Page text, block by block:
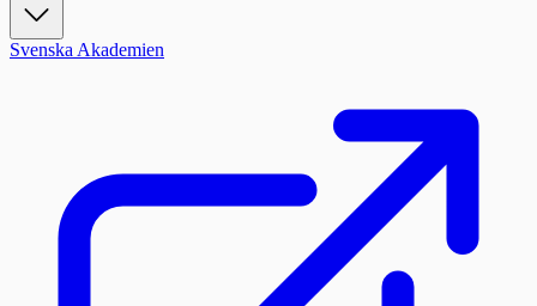
Svenska Akademien